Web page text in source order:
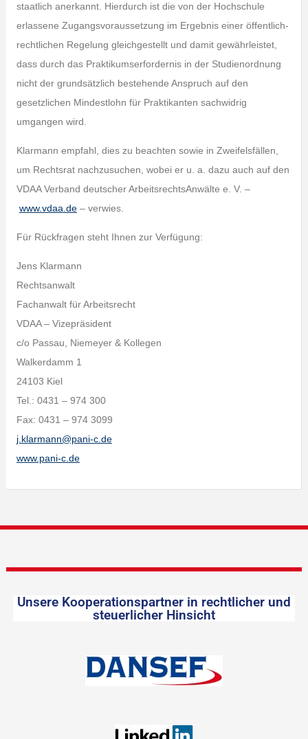
staatlich anerkannt. Hierdurch ist die von der Hochschule
erlassene Zugangsvoraussetzung im Ergebnis einer öffentlich-
rechtlichen Regelung gleichgestellt und damit gewährleistet,
dass durch das Praktikumserfordernis in der Studienordnung
nicht der grundsätzlich bestehende Anspruch auf den
gesetzlichen Mindestlohn für Praktikanten sachwidrig
umgangen wird.
Klarmann empfahl, dies zu beachten sowie in Zweifelsfällen,
um Rechtsrat nachzusuchen, wobei er u. a. dazu auch auf den
VDAA Verband deutscher ArbeitsrechtsAnwälte e. V. –
www.vdaa.de– verwies.
Für Rückfragen steht Ihnen zur Verfügung:
Jens Klarmann
Rechtsanwalt
Fachanwalt für Arbeitsrecht
VDAA – Vizepräsident
c/o Passau, Niemeyer & Kollegen
Walkerdamm 1
24103 Kiel
Tel.: 0431 – 974 300
Fax: 0431 – 974 3099
j.klarmann@pani-c.de
www.pani-c.de
Unsere Kooperationspartner in rechtlicher und
steuerlicher Hinsicht